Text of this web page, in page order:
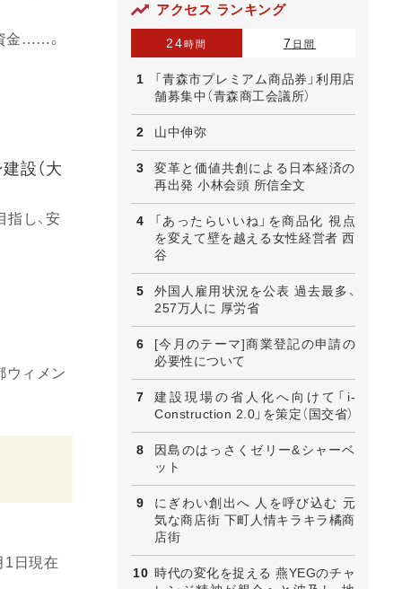
金……。
設（大
し、安
ウィメン
1日現在
アクセス ランキング
24時間 7 日間
「青森市プレミアム商品券」利用店
舗募集中（青森商工会議所）
山中伸弥
変革と価値共創による日本経済の
再出発 小林会頭 所信全文
「あったらいいね」を商品化 視点
を変えて壁を越える女性経営者 西
谷
外国人雇用状況を公表 過去最多、
257万人に 厚労省
[今月のテーマ]商業登記の申請の
必要性について
建設現場の省人化へ向けて「i-
Construction 2.0」を策定（国交省）
因島のはっさくゼリー&シャーベ
ット
にぎわい創出へ 人を呼び込む 元
気な商店街 下町人情キラキラ橘商
店街
時代の変化を捉える 燕YEGのチャ